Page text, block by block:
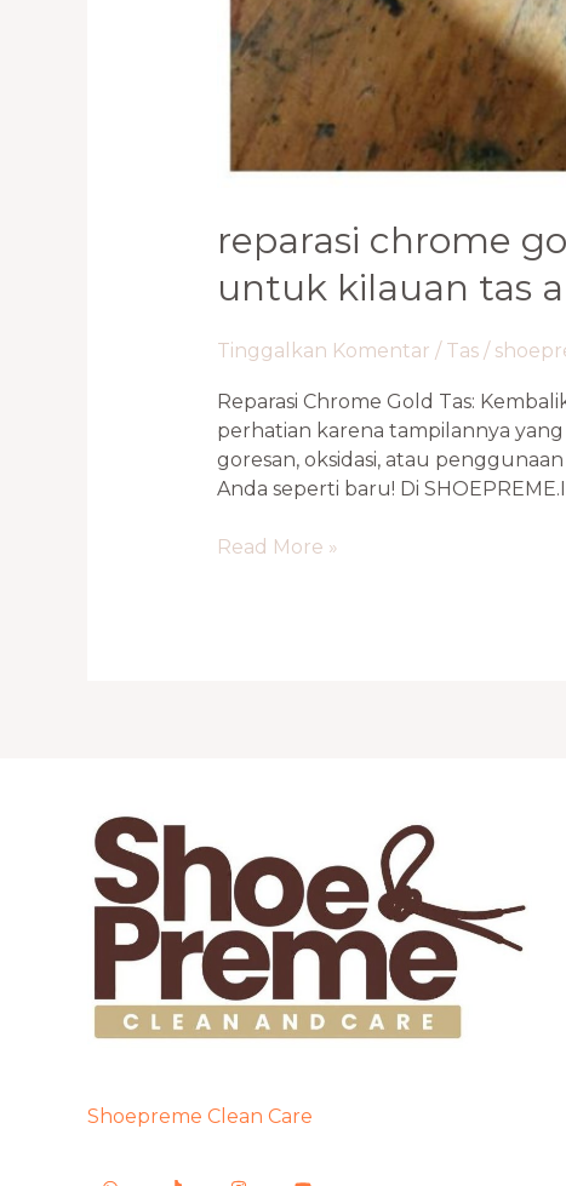
reparasi chrome
untuk kilauan tas
Tinggalkan Komentar / Tas/
Reparasi Chrome Gold Tas:
perhatian karena tampilannya
goresan, oksidasi, atau
Anda seperti baru! Di
Read More »
Shoepreme Clean Care